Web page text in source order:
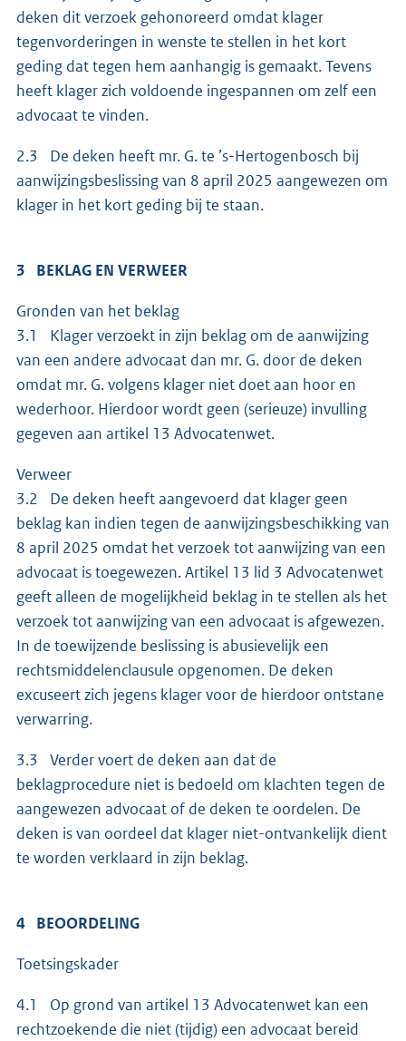
deken dit verzoek gehonoreerd omdat klager
tegenvorderingen in wenste te stellen in het kort
geding dat tegen hem aanhangig is gemaakt. Tevens
heeft klager zich voldoende ingespannen om zelf een
advocaat te vinden.
2.3 De deken heeft mr. G. te ’s-Hertogenbosch bij
aanwijzingsbeslissing van 8 april 2025 aangewezen om
klager in het kort geding bij te staan.
3 BEKLAG EN VERWEER
Gronden van het beklag
3.1 Klager verzoekt in zijn beklag om de aanwijzing
van een andere advocaat dan mr. G. door de deken
omdat mr. G. volgens klager niet doet aan hoor en
wederhoor. Hierdoor wordt geen (serieuze) invulling
gegeven aan artikel 13 Advocatenwet.
Verweer
3.2 De deken heeft aangevoerd dat klager geen
beklag kan indien tegen de aanwijzingsbeschikking van
8 april 2025 omdat het verzoek tot aanwijzing van een
advocaat is toegewezen. Artikel 13 lid 3 Advocatenwet
geeft alleen de mogelijkheid beklag in te stellen als het
verzoek tot aanwijzing van een advocaat is afgewezen.
In de toewijzende beslissing is abusievelijk een
rechtsmiddelenclausule opgenomen. De deken
excuseert zich jegens klager voor de hierdoor ontstane
verwarring.
3.3 Verder voert de deken aan dat de
beklagprocedure niet is bedoeld om klachten tegen de
aangewezen advocaat of de deken te oordelen. De
deken is van oordeel dat klager niet-ontvankelijk dient
te worden verklaard in zijn beklag.
4 BEOORDELING
Toetsingskader
4.1 Op grond van artikel 13 Advocatenwet kan een
rechtzoekende die niet (tijdig) een advocaat bereid